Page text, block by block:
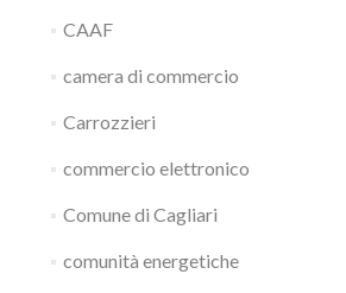
CAAF
camera di commercio
Carrozzieri
commercio elettronico
Comune di Cagliari
comunità energetiche